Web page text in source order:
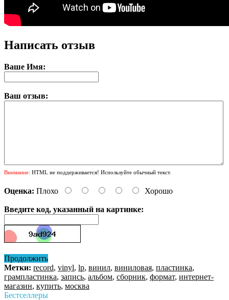
Написать отзыв
Ваше Имя:
Ваш отзыв:
Внимание: HTML не поддерживается! Используйте обычный текст.
Оценка: Плохо Хорошо
Введите код, указанный на картинке:
Продолжить
Метки: record, vinyl, lp, винил, виниловая, пластинка,
грампластинка, запись, альбом, сборник, формат, интернет-
магазин, купить, москва
Бестселлеры